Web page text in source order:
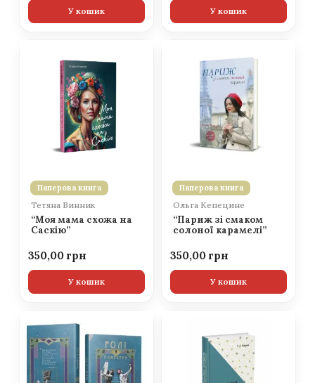
У кошик У кошик
Паперова книга
Тетяна Винник
“Моя мама схожа на
Саскію”
350,00
У кошик
Паперова книга
Ольга Кепецине
“Париж зі смаком
солоної карамелі”
350,00
У кошик